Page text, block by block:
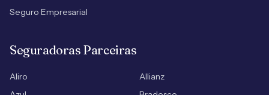
Seguro Empresarial
Seguradoras Parceiras
Aliro
Allianz